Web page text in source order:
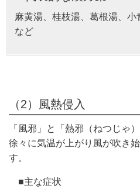
麻黄湯、桂枝湯、葛根湯、
など
（2）風熱侵入
「風邪」と「熱邪（ねつじゃ
徐々に気温が上がり風が吹き
す。
■主な症状